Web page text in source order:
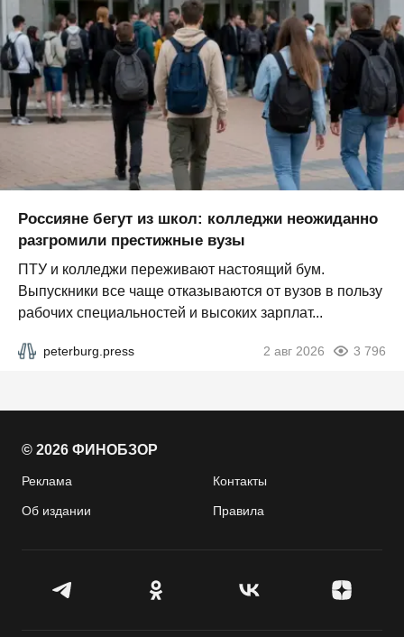
Россияне бегут из школ: колледжи неожиданно
разгромили престижные вузы
ПТУ и колледжи переживают настоящий бум.
Выпускники все чаще отказываются от вузов в пользу
рабочих специальностей и высоких зарплат...
peterburg.press 2 авг 2026 3 796
© 2026 ФИНОБЗОР
Реклама Контакты
Об издании Правила